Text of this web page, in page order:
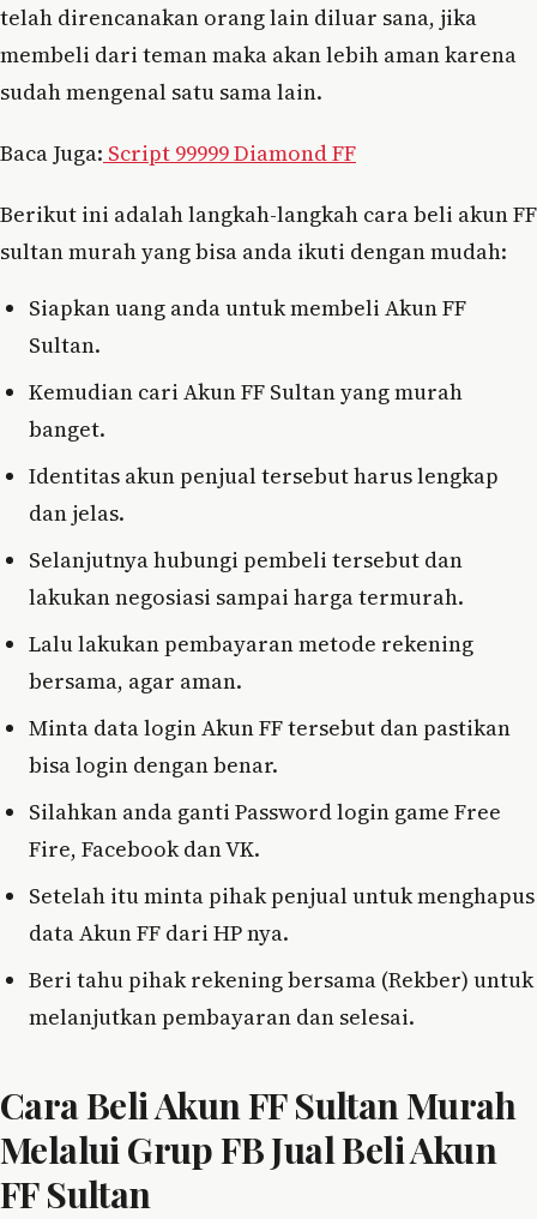
telah direncanakan orang lain diluar sana, jika
membeli dari teman maka akan lebih aman karena
sudah mengenal satu sama lain.
Baca Juga: Script 99999 Diamond FF
Berikut ini adalah langkah-langkah cara beli akun FF
sultan murah yang bisa anda ikuti dengan mudah:
Siapkan uang anda untuk membeli Akun FF
Sultan.
Kemudian cari Akun FF Sultan yang murah
banget.
Identitas akun penjual tersebut harus lengkap
dan jelas.
Selanjutnya hubungi pembeli tersebut dan
lakukan negosiasi sampai harga termurah.
Lalu lakukan pembayaran metode rekening
bersama, agar aman.
Minta data login Akun FF tersebut dan pastikan
bisa login dengan benar.
Silahkan anda ganti Password login game Free
Fire, Facebook dan VK.
Setelah itu minta pihak penjual untuk menghapus
data Akun FF dari HP nya.
Beri tahu pihak rekening bersama (Rekber) untuk
melanjutkan pembayaran dan selesai.
Cara Beli Akun FF Sultan Murah
Melalui Grup FB Jual Beli Akun
FF Sultan